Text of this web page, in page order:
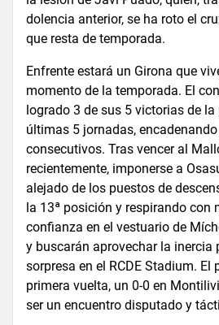
dolencia anterior, se ha roto el
que resta de temporada.
Enfrente estará un Girona que
momento de la temporada. El
logrado 3 de sus 5 victorias de
últimas 5 jornadas,
consecutivos. Tras vencer al
recientemente, imponerse a
alejado de los puestos de
la 13ª posición y respirando con
confianza en el vestuario de
y buscarán aprovechar la inercia
sorpresa en el RCDE Stadium. El
primera vuelta, un 0-0 en
ser un encuentro disputado y